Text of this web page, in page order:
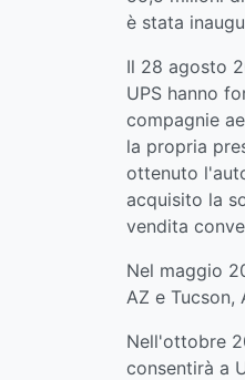
è stata
Il 28 agosto
UPS hanno
compagnie
la propria
ottenuto
acquisito la
vendita
Nel maggio
AZ e Tucson,
Nell'ottobre
consentirà a